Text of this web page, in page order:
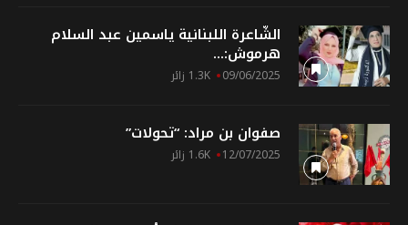
الشّاعرة اللبنانية ياسمين عبد السلام
هرموش:...
09/06/2025 1.3K زائر
صفوان بن مراد: “تحولات”
12/07/2025 1.6K زائر